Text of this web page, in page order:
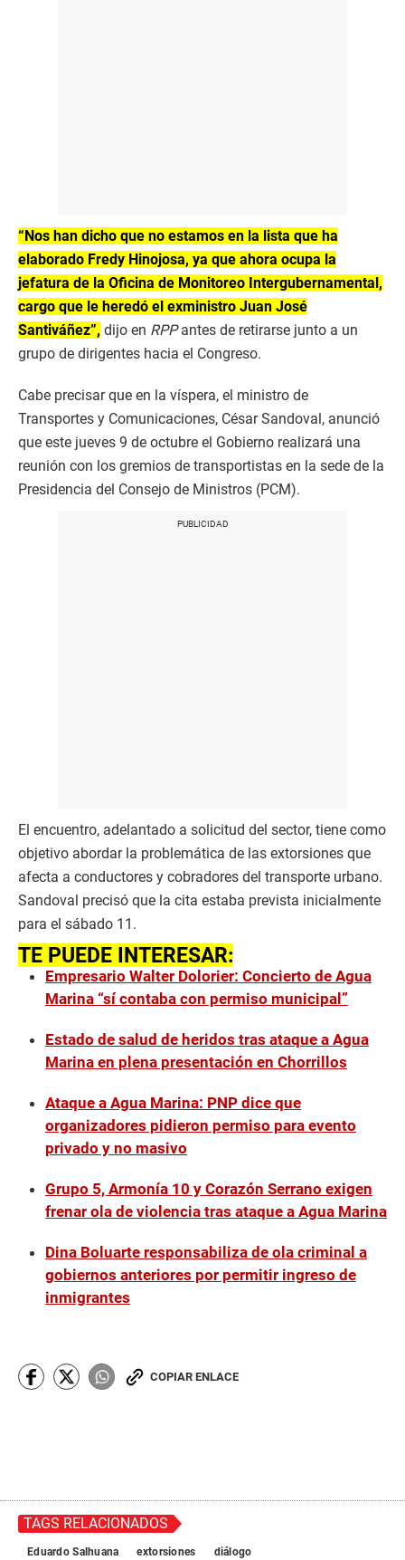
“Nos han dicho que no estamos en la lista que ha
elaborado Fredy Hinojosa, ya que ahora ocupa la
jefatura de la Oficina de Monitoreo Intergubernamental,
cargo que le heredó el exministro Juan José
Santiváñez”, dijo en RPPantes de retirarse junto a un
grupo de dirigentes hacia el Congreso.
Cabe precisar que en la víspera, el ministro de
Transportes y Comunicaciones, César Sandoval, anunció
que este jueves 9 de octubre el Gobierno realizará una
reunión con los gremios de transportistas en la sede de la
Presidencia del Consejo de Ministros (PCM).
El encuentro, adelantado a solicitud del sector, tiene como
objetivo abordar la problemática de las extorsiones que
afecta a conductores y cobradores del transporte urbano.
Sandoval precisó que la cita estaba prevista inicialmente
para el sábado 11.
TE PUEDE INTERESAR:
Empresario Walter Dolorier: Concierto de Agua
Marina “sí contaba con permiso municipal”
Estado de salud de heridos tras ataque a Agua
Marina en plena presentación en Chorrillos
Ataque a Agua Marina: PNP dice que
organizadores pidieron permiso para evento
privado y no masivo
Grupo 5, Armonía 10 y Corazón Serrano exigen
frenar ola de violencia tras ataque a Agua Marina
Dina Boluarte responsabiliza de ola criminal a
gobiernos anteriores por permitir ingreso de
inmigrantes
COPIAR ENLACE
TAGS RELACIONADOS
Eduardo Salhuana extorsiones diálogo